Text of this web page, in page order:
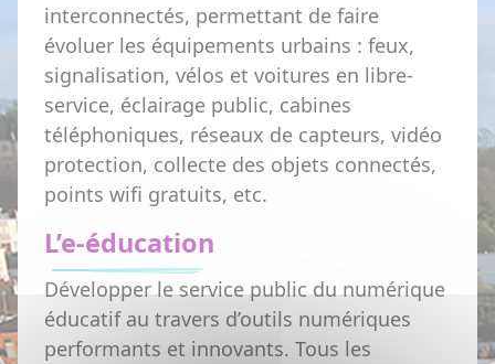
interconnectés, permettant de faire
évoluer les équipements urbains : feux,
signalisation, vélos et voitures en libre-
service, éclairage public, cabines
téléphoniques, réseaux de capteurs, vidéo
protection, collecte des objets connectés,
points wifi gratuits, etc.
L’e-éducation
Développer le service public du numérique
éducatif au travers d’outils numériques
performants et innovants. Tous les